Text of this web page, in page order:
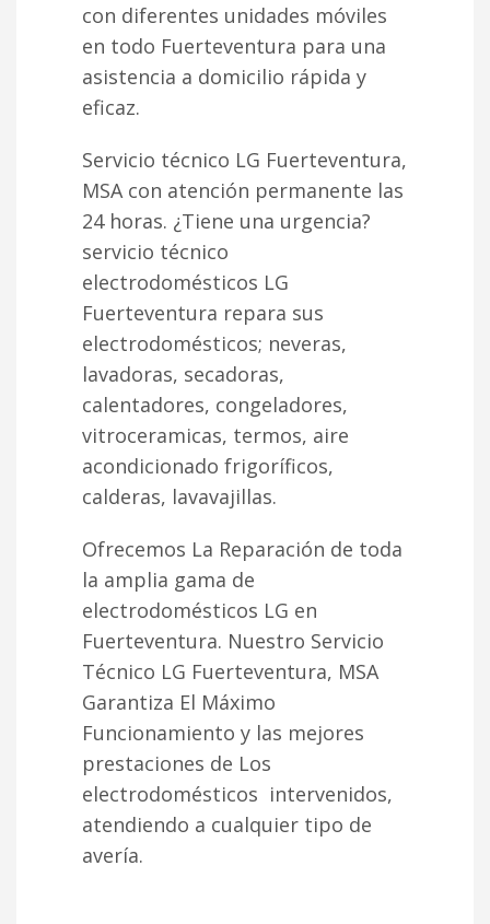
con diferentes unidades móviles
en todo Fuerteventura para una
asistencia a domicilio rápida y
eficaz.
Servicio técnico LG Fuerteventura,
MSA con atención permanente las
24 horas. ¿Tiene una urgencia?
servicio técnico
electrodomésticos LG
Fuerteventura repara sus
electrodomésticos; neveras,
lavadoras, secadoras,
calentadores, congeladores,
vitroceramicas, termos, aire
acondicionado frigoríficos,
calderas, lavavajillas.
Ofrecemos La Reparación de toda
la amplia gama de
electrodomésticos LG en
Fuerteventura. Nuestro Servicio
Técnico LG Fuerteventura, MSA
Garantiza El Máximo
Funcionamiento y las mejores
prestaciones de Los
electrodomésticos intervenidos,
atendiendo a cualquier tipo de
avería.